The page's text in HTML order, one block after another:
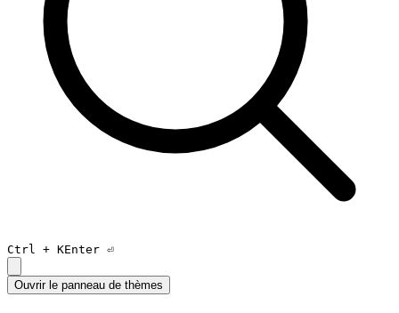
Ctrl + KEnter ⏎
Ouvrir le panneau de thèmes